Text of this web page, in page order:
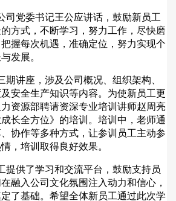
司党委书记王公应讲话，鼓励新员工
方式，不断学习，努力工作，尽快磨
握每次机遇，准确定位，努力实现个
发展。
期讲座，涉及公司概况、组织架构、
安全生产知识等内容。为使新员工更
资源部聘请资深专业培训讲师赵周亮
长全方位》的培训。培训中，老师通
协作等多种方式，让参训员工主动参
，培训取得良好效果。
提供了学习和交流平台，鼓励支持员
融入公司文化氛围注入动力和信心，
了基础。希望全体新员工通过此次学